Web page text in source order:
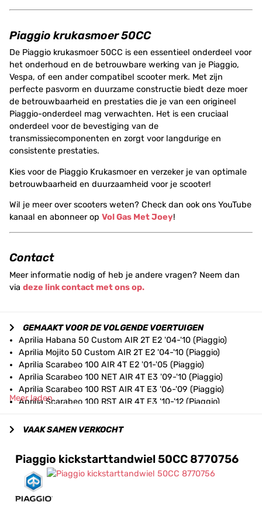
Piaggio krukasmoer 50CC
De Piaggio krukasmoer 50CC is een essentieel onderdeel voor
het onderhoud en de betrouwbare werking van je Piaggio,
Vespa, of een ander compatibel scooter merk. Met zijn
perfecte pasvorm en duurzame constructie biedt deze moer
de betrouwbaarheid en prestaties die je van een origineel
Piaggio-onderdeel mag verwachten. Het is een cruciaal
onderdeel voor de bevestiging van de
transmissiecomponenten en zorgt voor langdurige en
consistente prestaties.
Kies voor de Piaggio Krukasmoer en verzeker je van optimale
betrouwbaarheid en duurzaamheid voor je scooter!
Wil je meer over scooters weten? Check dan ook ons YouTube
kanaal en abonneer op Vol Gas Met Joey!
Contact
Meer informatie nodig of heb je andere vragen? Neem dan
via deze link contact met ons op.
GEMAAKT VOOR DE VOLGENDE VOERTUIGEN
Aprilia Habana 50 Custom AIR 2T E2 '04-'10 (Piaggio)
Aprilia Mojito 50 Custom AIR 2T E2 '04-'10 (Piaggio)
Aprilia Scarabeo 100 AIR 4T E2 '01-'05 (Piaggio)
Aprilia Scarabeo 100 NET AIR 4T E3 '09-'10 (Piaggio)
Aprilia Scarabeo 100 RST AIR 4T E3 '06-'09 (Piaggio)
Aprilia Scarabeo 100 RST AIR 4T E3 '10-'12 (Piaggio)
Aprilia Scarabeo 50 AIR 4T 2V E2 '02-'06 (Piaggio)
Aprilia Scarabeo 50 NET AIR 2T E2 '10 (Piaggio)
Aprilia Scarabeo 50 NET AIR 4T 4V E2 '09-'10 (Piaggio)
Aprilia Scarabeo 50 RST AIR 4T 2V E2 '06-'09 (Piaggio)
Aprilia Scarabeo 50 RST AIR 4T 4V E2 '09-'12 (Piaggio)
Meer laden
VAAK SAMEN VERKOCHT
Piaggio kickstarttandwiel 50CC 8770756